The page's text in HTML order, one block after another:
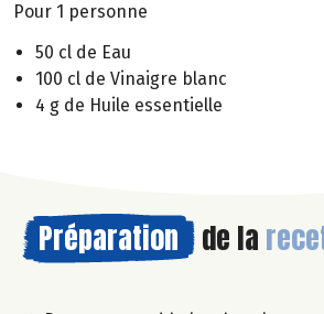
Pour 1 personne
50 cl de Eau
100 cl de Vinaigre blanc
4 g de Huile essentielle
Préparation de la